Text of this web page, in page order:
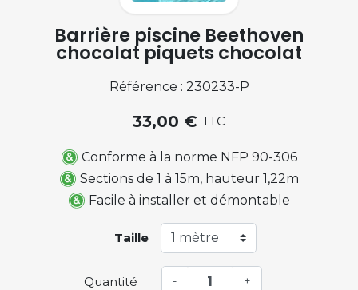
Barrière piscine Beethoven
chocolat piquets chocolat
Référence : 230233-P
33,00 € TTC
Conforme à la norme NFP 90-306
Sections de 1 à 15m, hauteur 1,22m
Facile à installer et démontable
Taille
Quantité - +